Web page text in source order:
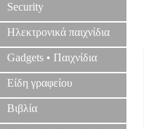
Security
Ηλεκτρονικά παιχνίδια
Gadgets • Παιχνίδια
Είδη γραφείου
Βιβλία